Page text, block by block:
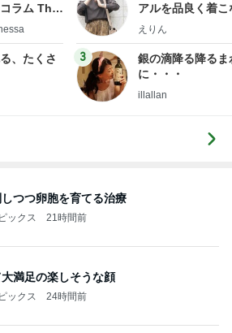
ラム The
bea
、たくさ
アルを品良く着こ
ファッションブロ
えりん
3
銀の滴降る降るま
に・・・
illallan
つつ卵胞を育てる治療
ックス 21時間前
大満足の楽しそうな顔
ックス 24時間前